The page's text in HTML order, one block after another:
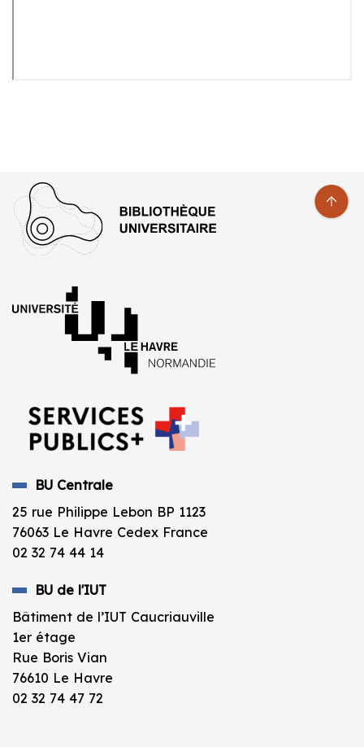
BU Centrale
25 rue Philippe Lebon BP 1123
76063 Le Havre Cedex France
02 32 74 44 14
BU de l'IUT
Bâtiment de l’IUT Caucriauville
1er étage
Rue Boris Vian
76610 Le Havre
02 32 74 47 72